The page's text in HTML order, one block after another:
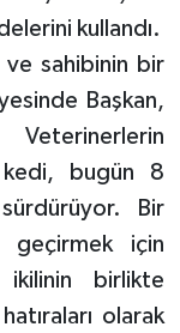
kullandı.
sahibinin bir
Başkan,
kedi, bugün 8
Bir
geçirmek için
ikilinin birlikte
olarak